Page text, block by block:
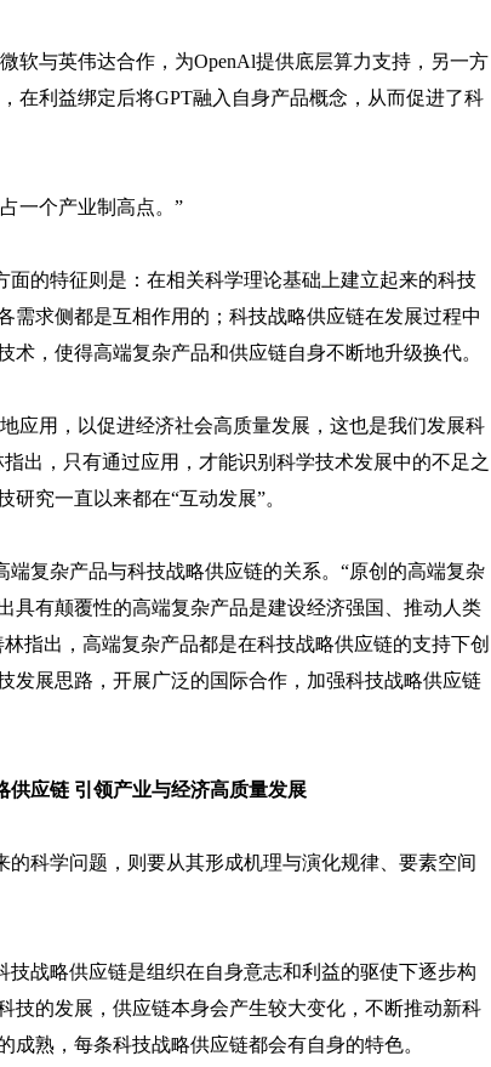
软与英伟达合作，为OpenAl提供底层算力支持，另一方
在利益绑定后将GPT融入自身产品概念，从而促进了科
一个产业制高点。”
面的特征则是：在相关科学理论基础上建立起来的科技
需求侧都是互相作用的；科技战略供应链在发展过程中
术，使得高端复杂产品和供应链自身不断地升级换代。
应用，以促进经济社会高质量发展，这也是我们发展科
出，只有通过应用，才能识别科学技术发展中的不足之
究一直以来都在“互动发展”。
端复杂产品与科技战略供应链的关系。“原创的高端复杂
具有颠覆性的高端复杂产品是建设经济强国、推动人类
指出，高端复杂产品都是在科技战略供应链的支持下创
发展思路，开展广泛的国际合作，加强科技战略供应链
供应链 引领产业与经济高质量发展
的科学问题，则要从其形成机理与演化规律、要素空间
技战略供应链是组织在自身意志和利益的驱使下逐步构
技的发展，供应链本身会产生较大变化，不断推动新科
成熟，每条科技战略供应链都会有自身的特色。